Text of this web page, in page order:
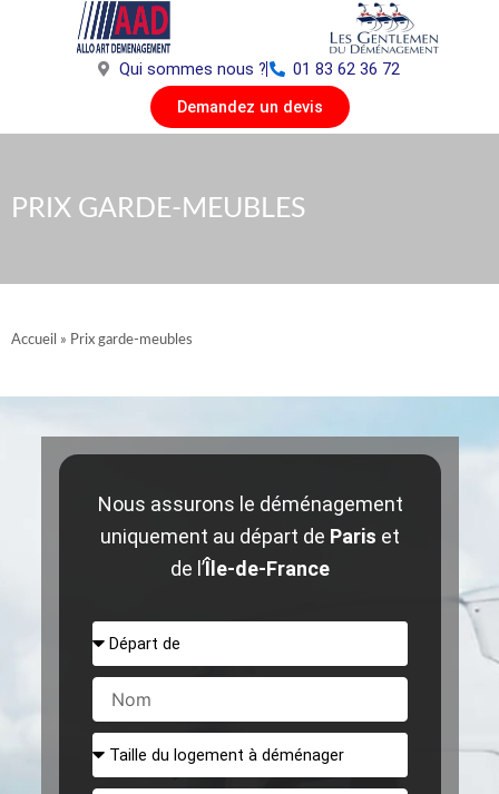
Qui sommes nous ?
01 83 62 36 72
Demandez un devis
PRIX GARDE-MEUBLES
Accueil » Prix garde-meubles
Nous assurons le déménagement
uniquement au départ de Paris et
de l’Île-de-France
de
Nom
du
logement